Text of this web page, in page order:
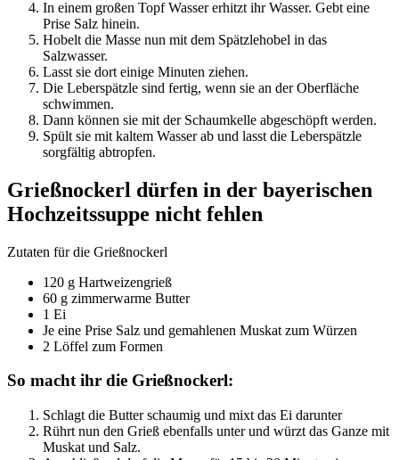
In einem großen Topf Wasser erhitzt ihr Wasser. Gebt eine
Prise Salz hinein.
Hobelt die Masse nun mit dem Spätzlehobel in das
Salzwasser.
Lasst sie dort einige Minuten ziehen.
Die Leberspätzle sind fertig, wenn sie an der Oberfläche
schwimmen.
Dann können sie mit der Schaumkelle abgeschöpft werden.
Spült sie mit kaltem Wasser ab und lasst die Leberspätzle
sorgfältig abtropfen.
Grießnockerl dürfen in der bayerischen
Hochzeitssuppe nicht fehlen
Zutaten für die Grießnockerl
120 g Hartweizengrieß
60 g zimmerwarme Butter
1 Ei
Je eine Prise Salz und gemahlenen Muskat zum Würzen
2 Löffel zum Formen
So macht ihr die Grießnockerl:
Schlagt die Butter schaumig und mixt das Ei darunter
Rührt nun den Grieß ebenfalls unter und würzt das Ganze mit
Muskat und Salz.